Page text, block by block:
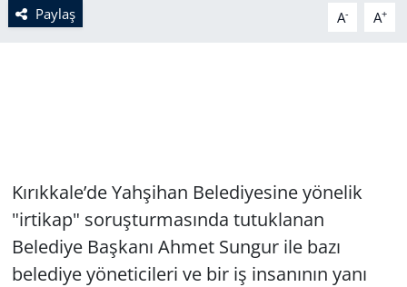
Paylaş A- A+
Kırıkkale’de Yahşihan Belediyesine yönelik
"irtikap" soruşturmasında tutuklanan
Belediye Başkanı Ahmet Sungur ile bazı
belediye yöneticileri ve bir iş insanının yanı